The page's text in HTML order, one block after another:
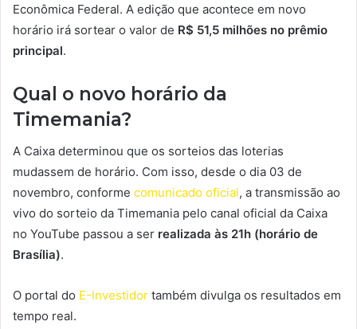
Econômica Federal. A edição que acontece em novo
horário irá sortear o valor de R$ 51,5 milhões no prêmio
principal.
Qual o novo horário da
Timemania?
A Caixa determinou que os sorteios das loterias
mudassem de horário. Com isso, desde o dia 03 de
novembro, conforme comunicado oficial, a transmissão ao
vivo do sorteio da Timemania pelo canal oficial da Caixa
no YouTube passou a ser realizada às 21h (horário de
Brasília).
O portal do E-Investidor também divulga os resultados em
tempo real.